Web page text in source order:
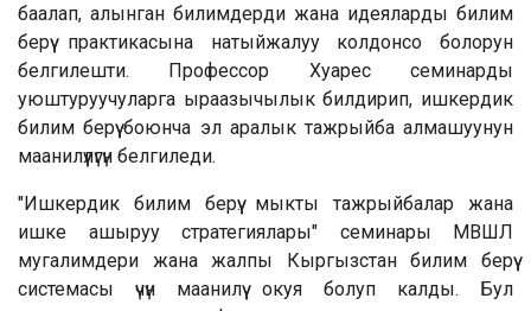
баалап, алынган билимдерди жана идеяларды билим
берүү практикасына натыйжалуу колдонсо болорун
белгилешти. Профессор Хуарес семинарды
уюштуруучуларга ыраазычылык билдирип, ишкердик
билим берүү боюнча эл аралык тажрыйба алмашуунун
маанилүүлүгүн белгиледи.
"Ишкердик билим берүү: мыкты тажрыйбалар жана
ишке ашыруу стратегиялары" семинары МВШЛ
мугалимдери жана жалпы Кыргызстан билим берүү
системасы үчүн маанилүү окуя болуп калды. Бул